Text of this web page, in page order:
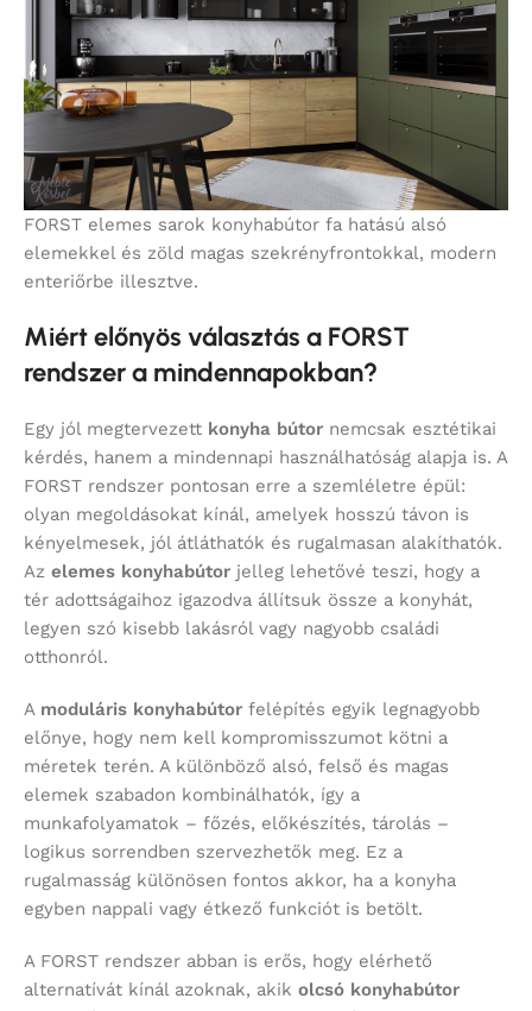
FORST elemes sarok konyhabútor fa hatású alsó
elemekkel és zöld magas szekrényfrontokkal, modern
enteriőrbe illesztve.
Miért előnyös választás a FORST
rendszer a mindennapokban?
Egy jól megtervezett konyha bútor nemcsak esztétikai
kérdés, hanem a mindennapi használhatóság alapja is. A
FORST rendszer pontosan erre a szemléletre épül:
olyan megoldásokat kínál, amelyek hosszú távon is
kényelmesek, jól átláthatók és rugalmasan alakíthatók.
Az elemes konyhabútor jelleg lehetővé teszi, hogy a
tér adottságaihoz igazodva állítsuk össze a konyhát,
legyen szó kisebb lakásról vagy nagyobb családi
otthonról.
A moduláris konyhabútor felépítés egyik legnagyobb
előnye, hogy nem kell kompromisszumot kötni a
méretek terén. A különböző alsó, felső és magas
elemek szabadon kombinálhatók, így a
munkafolyamatok – főzés, előkészítés, tárolás –
logikus sorrendben szervezhetők meg. Ez a
rugalmasság különösen fontos akkor, ha a konyha
egyben nappali vagy étkező funkciót is betölt.
A FORST rendszer abban is erős, hogy elérhető
alternatívát kínál azoknak, akik olcsó konyhabútor